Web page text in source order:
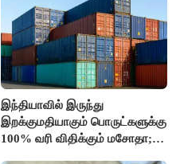
இந்தியாவில் இருந்து
இறக்குமதியாகும் பொருட்களுக்கு
100% வரி விதிக்கும் மசோதா;